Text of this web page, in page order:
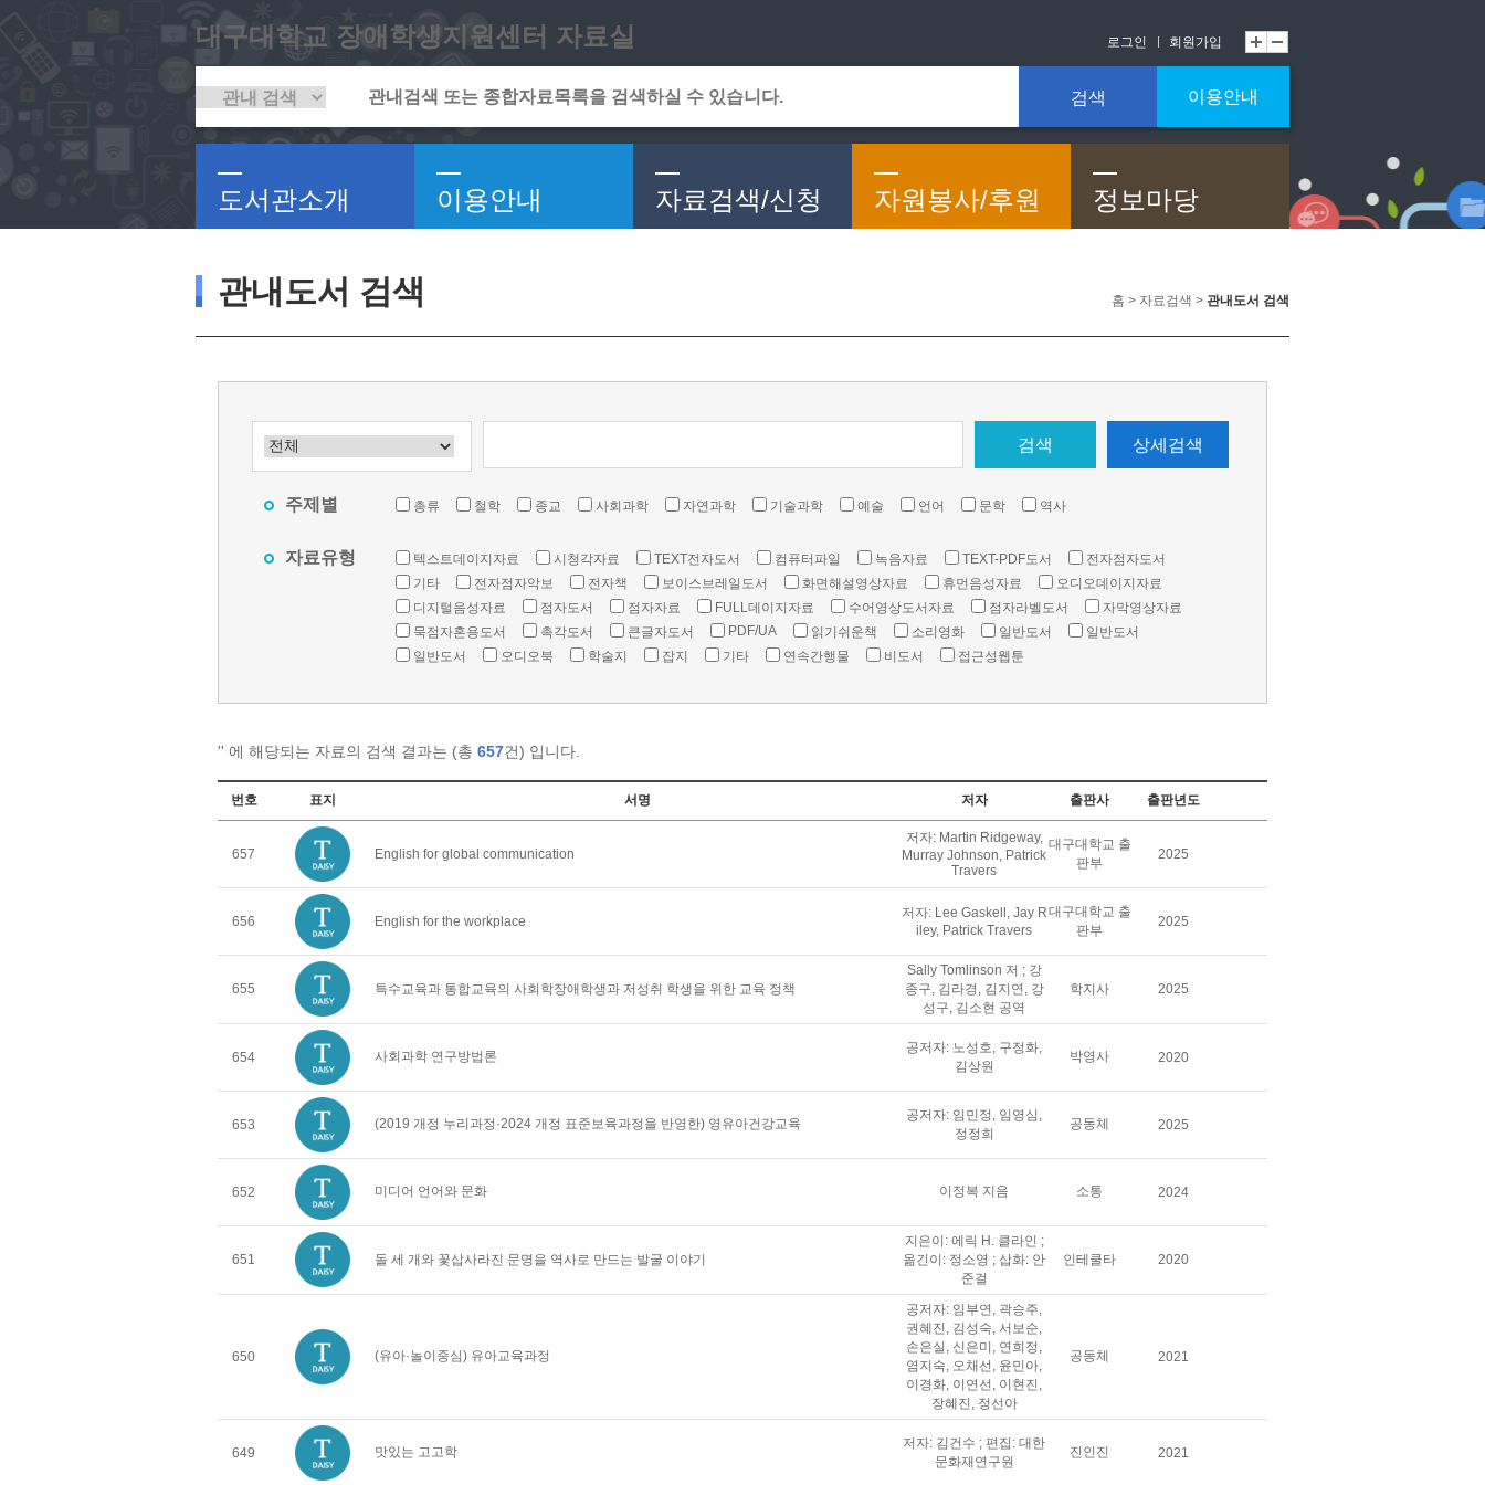
대구대학교 장애학생지원센터 자료실 로그인 회원가입
검색 이용안내
도서관소개 이용안내 자료검색/신청 자원봉사/후원 정보마당
관내도서 검색 홈 > 자료검색 > 관내도서 검색
검색 상세검색
주제별 총류 철학 종교 사회과학 자연과학 기술과학 예술 언어 문학 역사
자료유형 텍스트데이지자료 시청각자료 TEXT전자도서 컴퓨터파일 녹음자료 TEXT-PDF도서
전자점자도서
기타
전자점자악보 전자책 보이스브레일도서 화면해설영상자료 휴먼음성자료
오디오데이지자료
디지털음성자료
점자도서 점자자료 FULL데이지자료 수어영상도서자료 점자라벨도서
자막영상자료
묵점자혼용도서
촉각도서 큰글자도서 PDF/UA 읽기쉬운책 소리영화 일반도서
일반도서
일반도서
오디오북 학술지 잡지 기타 연속간행물 비도서 접근성웹툰
'' 에 해당되는 자료의 검색 결과는 (총 657건) 입니다.
번호 표지 서명 저자 출판사 출판년도
657 English for global communication
저자: Martin Ridgeway,
Murray Johnson, Patrick
Travers
대구대학교 출
판부
2025
656 English for the workplace
저자: Lee Gaskell, Jay R
iley, Patrick Travers
대구대학교 출
판부
2025
655 특수교육과 통합교육의 사회학장애학생과 저성취 학생을 위한 교육 정책
Sally Tomlinson 저 ; 강
종구, 김라경, 김지연, 강
성구, 김소현 공역
학지사 2025
654 사회과학 연구방법론
공저자: 노성호, 구정화,
김상원
박영사 2020
653 (2019 개정 누리과정·2024 개정 표준보육과정을 반영한) 영유아건강교육
공저자: 임민정, 임영심,
정정희
공동체 2025
652 미디어 언어와 문화 이정복 지음 소통 2024
651 돌 세 개와 꽃삽사라진 문명을 역사로 만드는 발굴 이야기
지은이: 에릭 H. 클라인 ;
옮긴이: 정소영 ; 삽화: 안
준걸
인테쿨타 2020
650 (유아·놀이중심) 유아교육과정
공저자: 임부연, 곽승주,
권혜진, 김성숙, 서보순,
손은실, 신은미, 연희정,
염지숙, 오채선, 윤민아,
이경화, 이연선, 이현진,
장혜진, 정선아
공동체 2021
649 맛있는 고고학
저자: 김건수 ; 편집: 대한
문화재연구원
진인진 2021